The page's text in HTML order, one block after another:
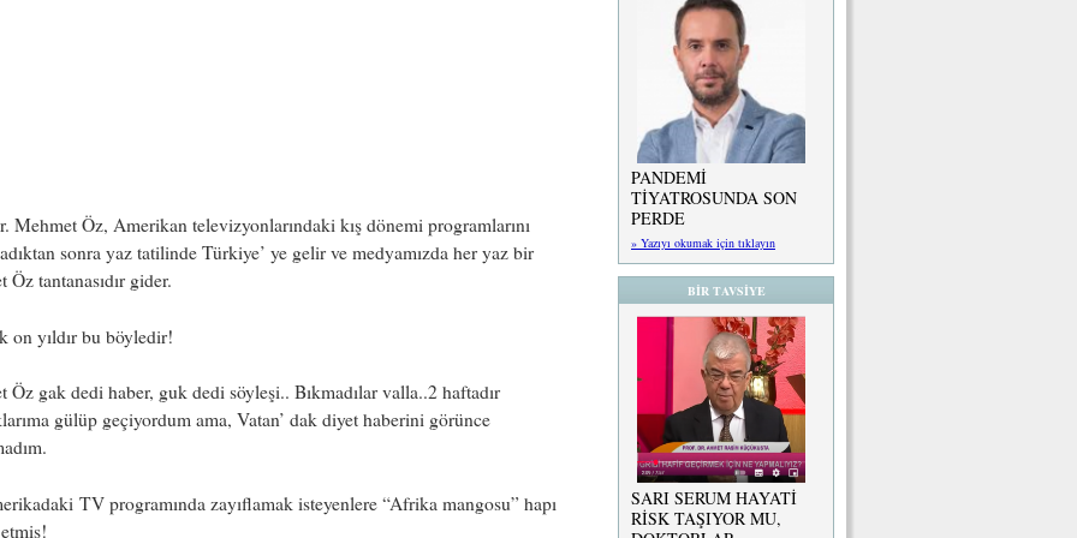
Mehmet Öz, Amerikan televizyonlarındaki kış dönemi programlarını
sonra yaz tatilinde Türkiye’ ye gelir ve medyamızda her yaz bir
Öz tantanasıdır gider.
on yıldır bu böyledir!
Öz gak dedi haber, guk dedi söyleşi.. Bıkmadılar valla..2 haftadır
gülüp geçiyordum ama, Vatan’ dak diyet haberini görünce
TV programında zayıflamak isteyenlere “Afrika mangosu” hapı
PANDEMİ
TİYATROSUNDA SON
PERDE
» Yazıyı okumak için tıklayın
BİR TAVSİYE
SARI SERUM HAYATİ
RİSK TAŞIYOR MU,